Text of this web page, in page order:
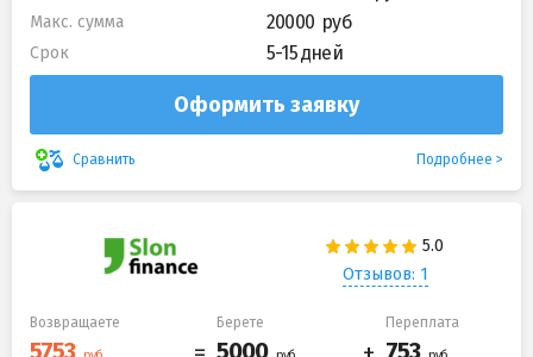
Макс. сумма 20000
Срок 5-15 дней
Оформить заявку
Сравнить Подробнее
Отзывов: 1
Возвращаете Берете Переплата